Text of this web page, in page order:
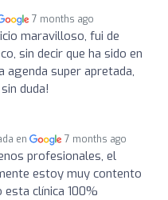
7 months ago
maravilloso, fui de
sin decir que ha sido en
agenda super apretada,
duda!
en 7 months ago
profesionales, el
estoy muy contento
esta clínica 100%